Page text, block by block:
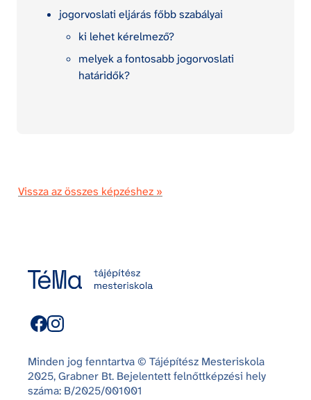
jogorvoslati eljárás főbb szabályai
ki lehet kérelmező?
melyek a fontosabb jogorvoslati
határidők?
Vissza az összes képzéshez »
Minden jog fenntartva © Tájépítész Mesteriskola
2025, Grabner Bt. Bejelentett felnőttképzési hely
száma: B/2025/001001